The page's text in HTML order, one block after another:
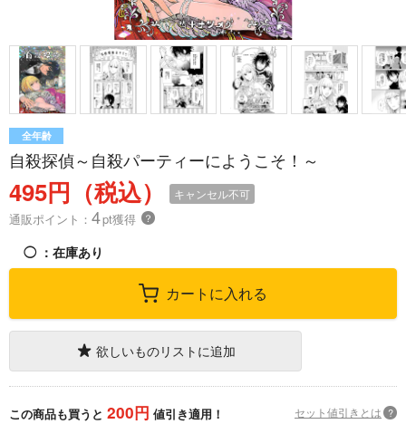
全年齢
自殺探偵～自殺パーティーにようこそ！～
495円（税込） キャンセル不可
通販ポイント： 4pt獲得 ？
◯ ：在庫あり
カートに入れる
欲しいものリストに追加
この商品も買うと 200円 値引き適用！ セット値引きとは ?